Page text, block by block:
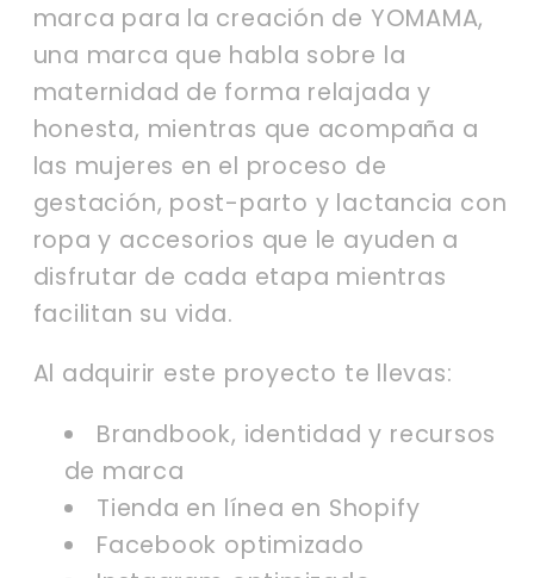
marca para la creación de YOMAMA,
una marca que habla sobre la
maternidad de forma relajada y
honesta, mientras que acompaña a
las mujeres en el proceso de
gestación, post-parto y lactancia con
ropa y accesorios que le ayuden a
disfrutar de cada etapa mientras
facilitan su vida.
Al adquirir este proyecto te llevas:
Brandbook, identidad y recursos
de marca
Tienda en línea en Shopify
Facebook optimizado